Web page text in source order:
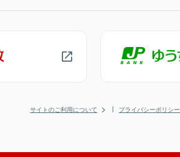
サイトのご利用について プライバシーポリシー